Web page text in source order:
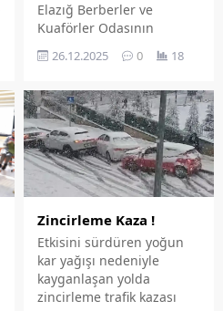
Elazığ Berberler ve
Kuaförler Odasının
meslektaşlarının
motivasyonunu ve birlik
güçlendirmek amacıyla
her yıl düzenlediği
motivasyon gecesi yoğun
bir katılımla
gerçekleştirildi.
26.12.2025 0 18
Zincirleme Kaza !
Etkisini sürdüren yoğun
kar yağışı nedeniyle
kayganlaşan yolda
zincirleme trafik kazası